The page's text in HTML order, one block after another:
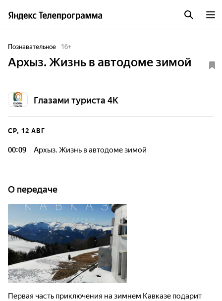
Познавательное 16+
Архыз. Жизнь в автодоме зимой
Глазами туриста 4К
СР, 12 АВГ
00:09 Архыз. Жизнь в автодоме зимой
О передаче
Первая часть приключения на зимнем Кавказе подарит